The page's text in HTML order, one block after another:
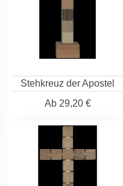
Stehkreuz der Apostel
Ab29,20 €